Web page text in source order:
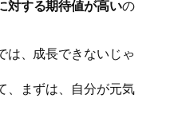
対する期待値が高いの
は、成長できないじゃ
、まずは、自分が元気